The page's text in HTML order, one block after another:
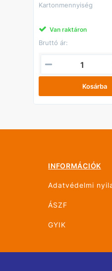
Kartonmennyiség
Van raktáron
Bruttó ár:
Kosárba
INFORMÁCIÓK
Adatvédelmi
ÁSZF
GYIK